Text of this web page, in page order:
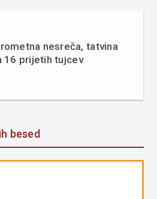
nesreča, tatvina
16 prijetih tujcev
besed